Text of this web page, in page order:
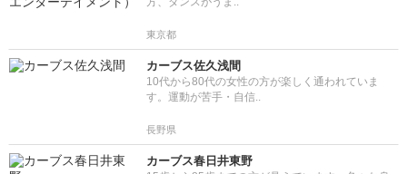
東京都
カーブス佐久浅間
10代から80代の女性の方が楽しく通われていま
す。運動が苦手・自信..
長野県
カーブス春日井東野